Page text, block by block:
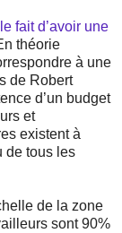
fait d’avoir une
théorie
à une
de Robert
d’un budget
et
existent à
de tous les
de la zone
sont 90%